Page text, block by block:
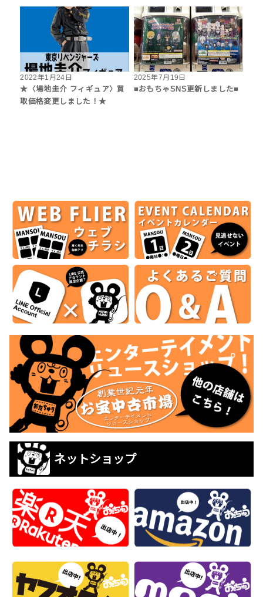
2022年1月24日
★〈場地圭介 フィギュア〉買
取価格変更しました！★
2025年7月19日
■おもちゃSNS更新しました■
ネットショップ